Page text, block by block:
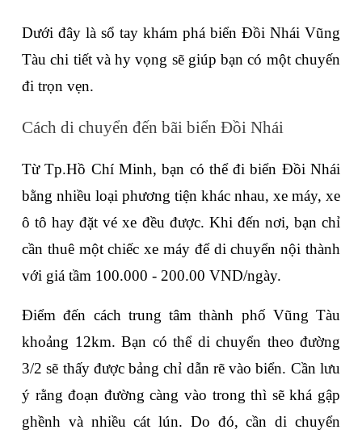
Dưới đây là sổ tay khám phá biển Đồi Nhái Vũng
Tàu chi tiết và hy vọng sẽ giúp bạn có một chuyến
đi trọn vẹn.
Cách di chuyển đến bãi biển Đồi Nhái
Từ Tp.Hồ Chí Minh, bạn có thể đi biển Đồi Nhái
bằng nhiều loại phương tiện khác nhau, xe máy, xe
ô tô hay đặt vé xe đều được. Khi đến nơi, bạn chỉ
cần thuê một chiếc xe máy để di chuyển nội thành
với giá tầm 100.000 - 200.00 VND/ngày.
Điểm đến cách trung tâm thành phố Vũng Tàu
khoảng 12km. Bạn có thể di chuyển theo đường
3/2 sẽ thấy được bảng chỉ dẫn rẽ vào biển. Cần lưu
ý rằng đoạn đường càng vào trong thì sẽ khá gập
ghềnh và nhiều cát lún. Do đó, cần di chuyển